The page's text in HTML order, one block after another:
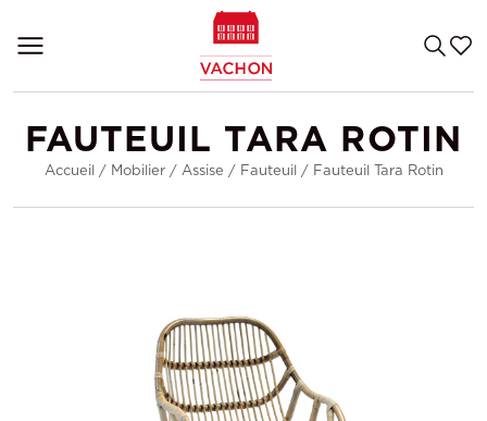
FAUTEUIL TARA ROTIN
Accueil / Mobilier/ Assise / Fauteuil / Fauteuil Tara Rotin